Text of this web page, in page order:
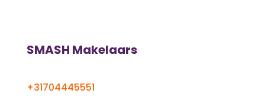
SMASH Makelaars
+31704445551